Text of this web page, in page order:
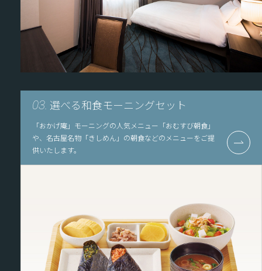
03. 選べる和食モーニングセット
「おかげ庵」モーニングの人気メニュー「おむすび朝食」
や、名古屋名物「きしめん」の朝食などのメニューをご提
供いたします。